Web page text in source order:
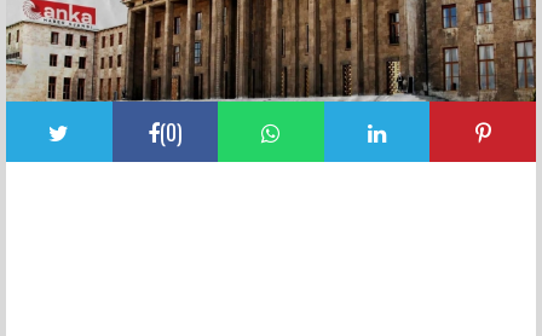
(0)